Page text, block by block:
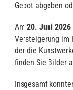
Gebot abgeben
Am 20. Juni 2026
Versteigerung im
der die
finden Sie Bilder
Insgesamt